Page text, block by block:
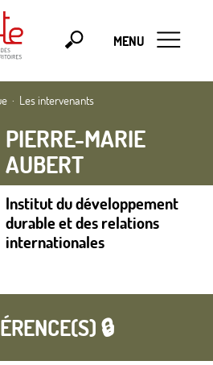
MENU
Les intervenants
PIERRE-MARIE
AUBERT
Institut du développement
durable et des relations
internationales
🔒